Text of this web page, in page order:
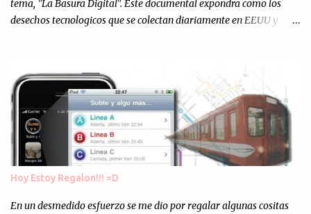
tema, "La Basura Digital". Este documental expondra como los
desechos tecnologicos que se colectan diariamente en EEUU y
Asi, todos los residuos sonincinerados produciendo lo que los
ambientalistas llaman "La Pesadilla de la Edad Cibernetica". La
transmision es el Domingo 2 de diciembre a las 21:00 hs. Me
parecio muy interesante, no creo que lo pueda ver por la hora, asi
que los comentarios los dejo en sus manos...
Hoy Estoy Regalon!!! =D
En un desmedido esfuerzo se me dio por regalar algunas cositas